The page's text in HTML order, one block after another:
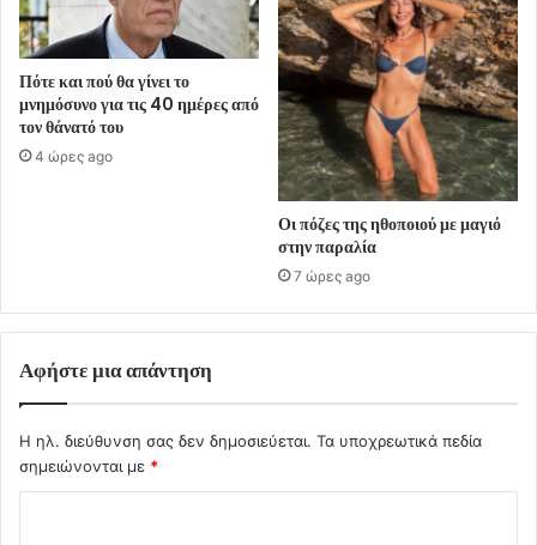
Πότε και πού θα γίνει το
μνημόσυνο για τις 40 ημέρες από
τον θάνατό του
4 ώρες ago
Οι πόζες της ηθοποιού με μαγιό
στην παραλία
7 ώρες ago
Αφήστε μια απάντηση
Η ηλ. διεύθυνση σας δεν δημοσιεύεται. Τα υποχρεωτικά πεδία
σημειώνονται με *